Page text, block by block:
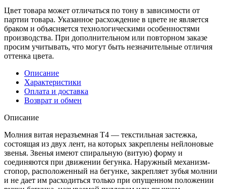
Цвет товара может отличаться по тону в зависимости от
партии товара. Указанное расхождение в цвете не является
браком и объясняется технологическими особенностями
производства. При дополнительном или повторном заказе
просим учитывать, что могут быть незначительные отличия
оттенка цвета.
Описание
Характеристики
Оплата и доставка
Возврат и обмен
Описание
Молния витая неразъемная Т4 — текстильная застежка,
состоящая из двух лент, на которых закреплены нейлоновые
звенья. Звенья имеют спиральную (витую) форму и
соединяются при движении бегунка. Наружный механизм-
стопор, расположенный на бегунке, закрепляет зубья молнии
и не дает им расходиться только при опущенном положении